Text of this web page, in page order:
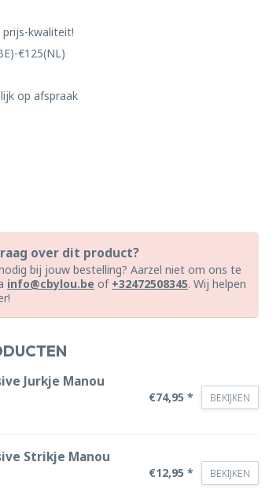
prijs-kwaliteit!
€125(NL)
op afspraak
over dit product?
bij jouw bestelling? Aarzel niet om ons te
info@cbylou.be of +32472508345. Wij helpen
Jurkje Manou
€74,95 * BEKIJKEN
Strikje Manou
€12,95 * BEKIJKEN